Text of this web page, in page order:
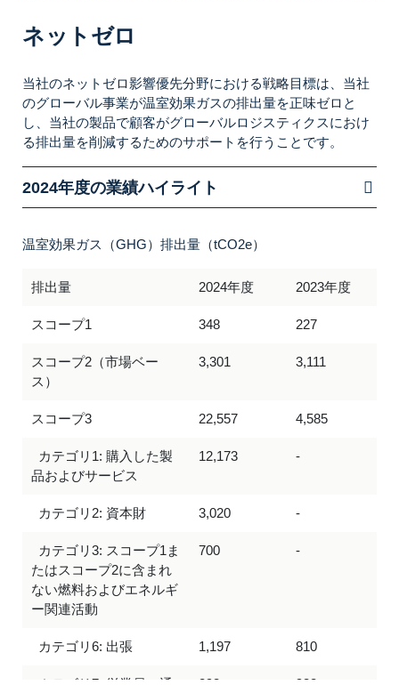
ネットゼロ
当社のネットゼロ影響優先分野における戦略目標は、 当社
のグローバル事業が温室効果ガスの排出量を正味ゼロと
し、当社の製品で顧客がグローバルロジスティクスにおけ
る排出量を削減するためのサポートを行うことです。
2024年度の業績ハイライト
温室効果ガス（GHG）排出量（tCO2e）
排出量 2024年度 2023年度
スコープ1 348 227
スコープ2（市場ベー
ス）
3,301 3,111
スコープ3 22,557 4,585
カテゴリ1: 購入した製
品およびサービス
12,173 -
カテゴリ2: 資本財 3,020 -
カテゴリ3: スコープ1ま
たはスコープ2に含まれ
ない燃料およびエネルギ
ー関連活動
700 -
カテゴリ6: 出張 1,197 810